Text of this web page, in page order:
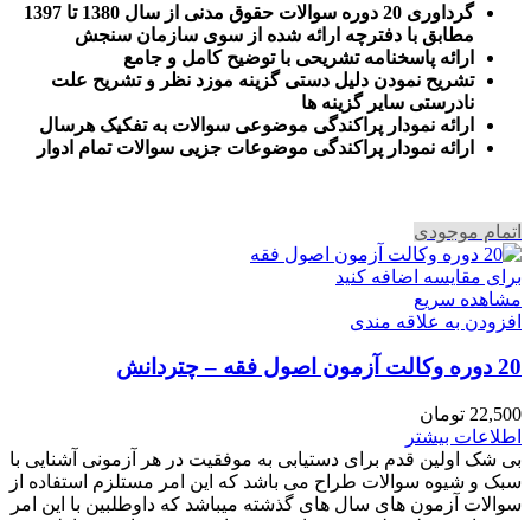
گرداوری 20 دوره سوالات حقوق مدنی از سال 1380 تا 1397
مطابق با دفترچه ارائه شده از سوی سازمان سنجش
ارائه پاسخنامه تشریحی با توضیح کامل و جامع
تشریح نمودن دلیل دستی گزینه موزد نظر و تشریح علت
نادرستی سایر گزینه ها
ارائه نمودار پراکندگی موضوعی سوالات به تفکیک هرسال
رائه نمودار پراکندگی موضوعات جزیی سوالات تمام ادوار
اتمام موجودی
برای مقایسه اضافه کنید
مشاهده سریع
افزودن به علاقه مندی
20 دوره وکالت آزمون اصول فقه – چتردانش
22,500 تومان
اطلاعات بیشتر
بی شک اولین قدم برای دستیابی به موفقیت در هر آزمونی آشنایی با
سبک و شیوه سوالات طراح می باشد که این امر مستلزم استفاده از
سوالات آزمون های سال های گذشته میباشد که داوطلبین با این امر